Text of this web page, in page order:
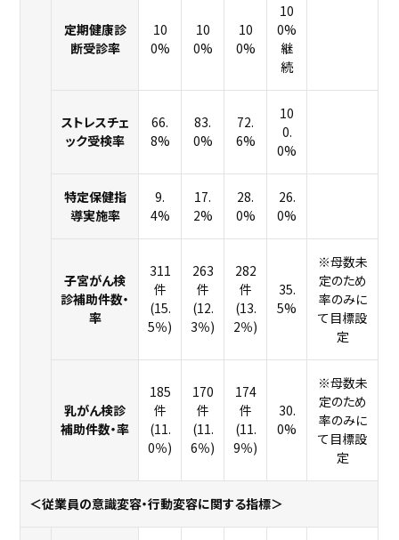
定期健康診
断受診率
10
0%
10
0%
10
0%
10
0%
継
続
ストレスチェ
ック受検率
66.
8%
83.
0%
72.
6%
10
0.
0%
特定保健指
導実施率
9.
4%
17.
2%
28.
0%
26.
0%
子宮がん検
診補助件数・
率
311
件
(15.
5％)
263
件
(12.
3％)
282
件
(13.
2％)
35.
5%
※母数未
定のため
率のみに
て目標設
定
乳がん検診
補助件数・率
185
件
(11.
0％)
170
件
(11.
6％)
174
件
(11.
9％)
30.
0%
※母数未
定のため
率のみに
て目標設
定
＜従業員の意識変容・行動変容に関する指標＞